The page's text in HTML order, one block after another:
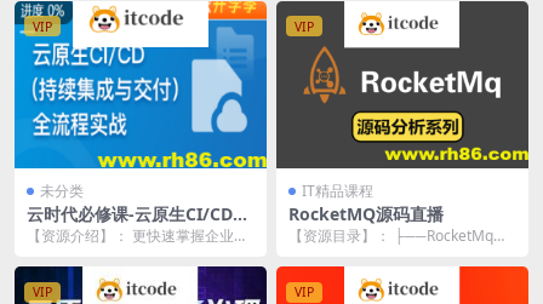
VIP
未分类
云时代必修课-云原生CI/CD
(持续集成与交付)全流程实战
【资源介绍】： 更快速掌握企业级
云原生技术实践，助...
VIP
IT精品课程
RocketMQ源码直播
【资源目录】： ├──RocketMq直
VIP VIP